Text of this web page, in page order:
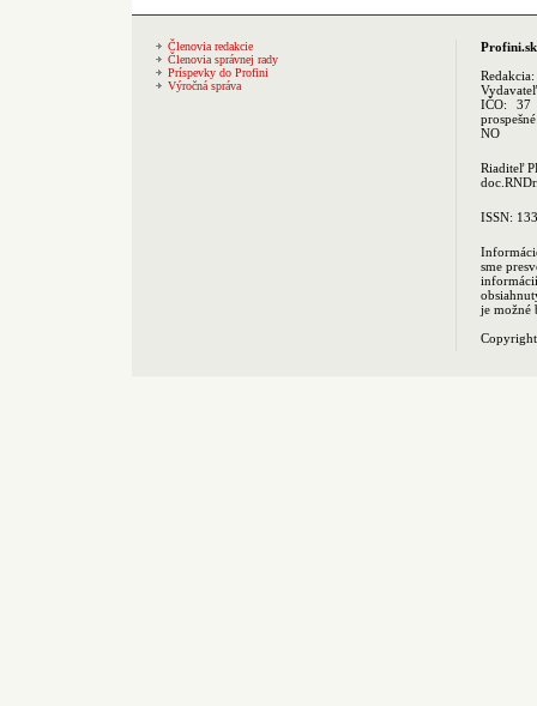
Členovia redakcie
Členovia správnej rady
Príspevky do Profini
Výročná správa
Profini.sk
Redakcia:
IČO: 37
NO
Riaditeľ
ISSN:
sme
je možné